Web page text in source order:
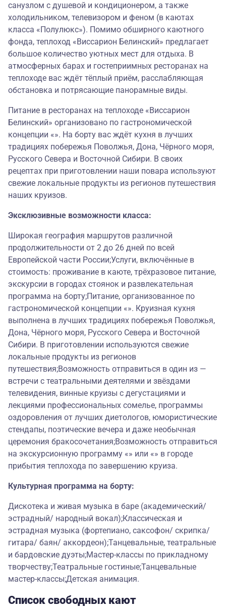
санузлом с душевой и кондиционером, а также
холодильником, телевизором и феном (в каютах
класса «Полулюкс»). Помимо обширного каютного
фонда, теплоход «Виссарион Белинский» предлагает
большое количество уютных мест для отдыха. В
атмосферных барах и гостеприимных ресторанах на
теплоходе вас ждёт тёплый приём, расслабляющая
обстановка и потрясающие панорамные виды.
Питание в ресторанах на теплоходе «Виссарион
Белинский» организовано по гастрономической
концепции «». На борту вас ждёт кухня в лучших
традициях побережья Поволжья, Дона, Чёрного моря,
Русского Севера и Восточной Сибири. В своих
рецептах при приготовлении наши повара используют
свежие локальные продукты из регионов путешествия
наших круизов.
Эксклюзивные возможности класса:
Широкая география маршрутов различной
продолжительности от 2 до 26 дней по всей
Европейской части России;Услуги, включённые в
стоимость: проживание в каюте, трёхразовое питание,
экскурсии в городах стоянок и развлекательная
программа на борту;Питание, организованное по
гастрономической концепции «». Круизная кухня
выполнена в лучших традициях побережья Поволжья,
Дона, Чёрного моря, Русского Севера и Восточной
Сибири. В приготовлении используются свежие
локальные продукты из регионов
путешествия;Возможность отправиться в один из —
встречи с театральными деятелями и звёздами
телевидения, винные круизы с дегустациями и
лекциями профессиональных сомелье, программы
оздоровления от лучших диетологов, юмористические
стендапы, поэтические вечера и даже необычная
церемония бракосочетания;Возможность отправиться
на экскурсионную программу «» или «» в городе
прибытия теплохода по завершению круиза.
Культурная программа на борту:
Дискотека и живая музыка в баре (академический/
эстрадный/ народный вокал);Классическая и
эстрадная музыка (фортепиано, саксофон/ скрипка/
гитара/ баян/ аккордеон);Танцевальные, театральные
и бардовские дуэты;Мастер-классы по прикладному
творчеству;Театральные гостиные;Танцевальные
мастер-классы;Детская анимация.
Список свободных кают